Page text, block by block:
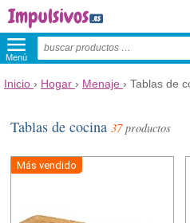
Menú
Inicio › Hogar › Menaje › Tablas de
Tablas de cocina37productos
Más vendido